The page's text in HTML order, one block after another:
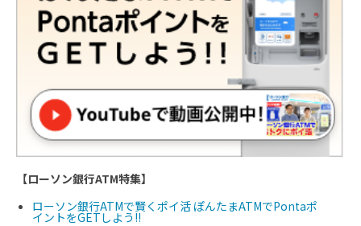
【ローソン銀行ATM特集】
ローソン銀行ATMで賢くポイ活 ぽんたまATMでPontaポ
イントをGETしよう!!